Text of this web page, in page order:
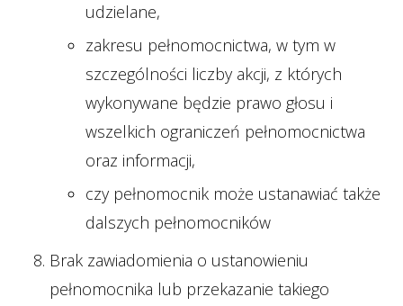
udzielane,
zakresu pełnomocnictwa, w tym w
szczególności liczby akcji, z których
wykonywane będzie prawo głosu i
wszelkich ograniczeń pełnomocnictwa
oraz informacji,
czy pełnomocnik może ustanawiać także
dalszych pełnomocników
Brak zawiadomienia o ustanowieniu
pełnomocnika lub przekazanie takiego